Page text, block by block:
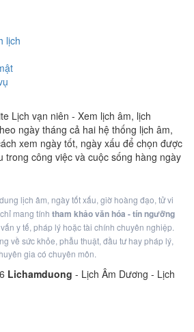
lịch
Lịch vạn niên - Xem lịch âm, lịch
ngày tháng cả hai hệ thống lịch âm,
xem ngày tốt, ngày xấu để chọn được
trong công việc và cuộc sống hàng ngày
lịch âm, ngày tốt xấu, giờ hoàng đạo, tử vi
mang tính tham khảo văn hóa - tín ngưỡng
y tế, pháp lý hoặc tài chính chuyên nghiệp.
về sức khỏe, phẫu thuật, đầu tư hay pháp lý,
gia có chuyên môn.
Lichamduong - Lịch Âm Dương - Lịch